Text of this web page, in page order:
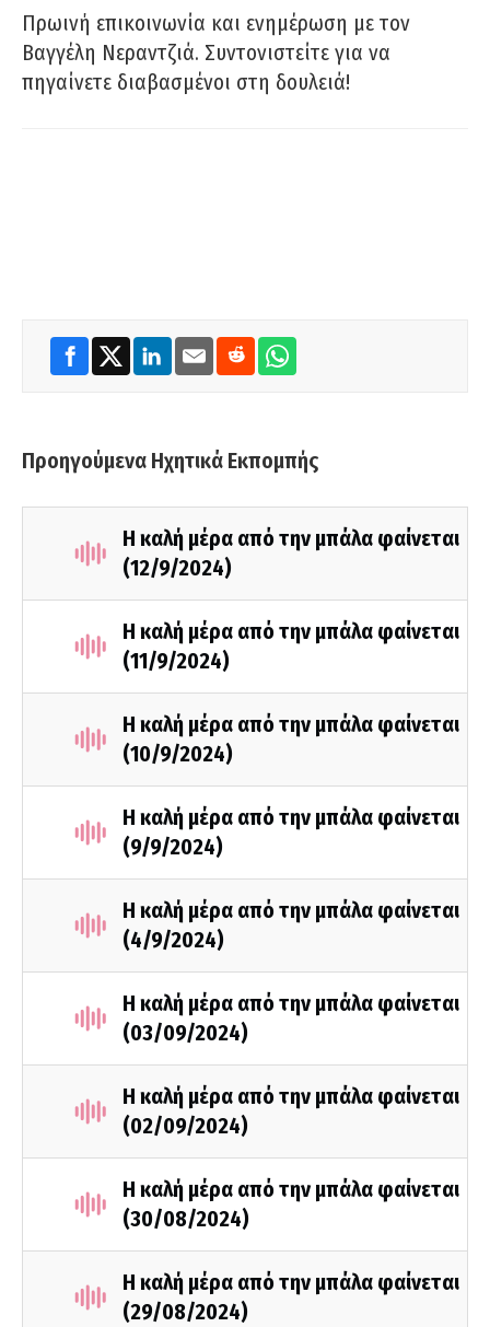
Πρωινή επικοινωνία και ενημέρωση με τον
Βαγγέλη Νεραντζιά. Συντονιστείτε για να
πηγαίνετε διαβασμένοι στη δουλειά!
Προηγούμενα Ηχητικά Εκπομπής
Η καλή μέρα από την μπάλα φαίνεται
(12/9/2024)
Η καλή μέρα από την μπάλα φαίνεται
(11/9/2024)
Η καλή μέρα από την μπάλα φαίνεται
(10/9/2024)
Η καλή μέρα από την μπάλα φαίνεται
(9/9/2024)
Η καλή μέρα από την μπάλα φαίνεται
(4/9/2024)
Η καλή μέρα από την μπάλα φαίνεται
(03/09/2024)
Η καλή μέρα από την μπάλα φαίνεται
(02/09/2024)
Η καλή μέρα από την μπάλα φαίνεται
(30/08/2024)
Η καλή μέρα από την μπάλα φαίνεται
(29/08/2024)